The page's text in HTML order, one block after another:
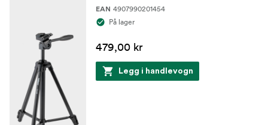
EAN 4907990201454
På lager
479,00 kr
Legg i handlevogn